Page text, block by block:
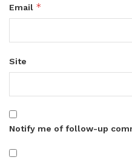
Email *
Site
Notify me of follow-up